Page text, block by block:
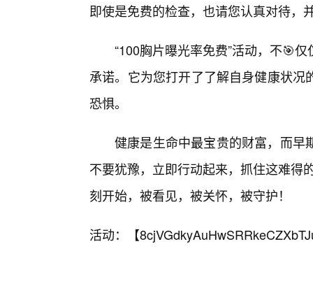
即使是免费的检查，也请您认真对待，
“100胸片曝光率免费”活动，不🎯
承诺。它为您打开了了解自身健康状
恐惧。
健康是生命中最宝贵的财富，而早
不要犹豫，立即行动起来，抓住这难得
刻开始，被看见，被关怀，被守护！
活动：【